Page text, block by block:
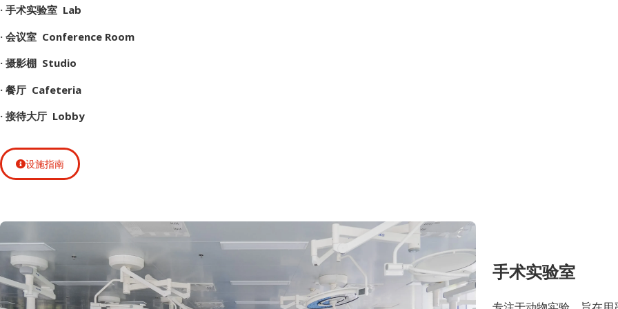
· 手术实验室 Lab
· 会议室 Conference Room
· 摄影棚 Studio
· 餐厅 Cafeteria
· 接待大厅 Lobby
设施指南
手术实验室